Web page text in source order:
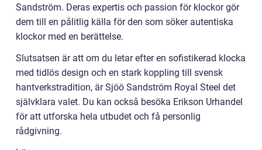
Sandström. Deras expertis och passion för klockor gör
dem till en pålitlig källa för den som söker autentiska
klockor med en berättelse.
Slutsatsen är att om du letar efter en sofistikerad klocka
med tidlös design och en stark koppling till svensk
hantverkstradition, är Sjöö Sandström Royal Steel det
självklara valet. Du kan också besöka Erikson Urhandel
för att utforska hela utbudet och få personlig
rådgivning.